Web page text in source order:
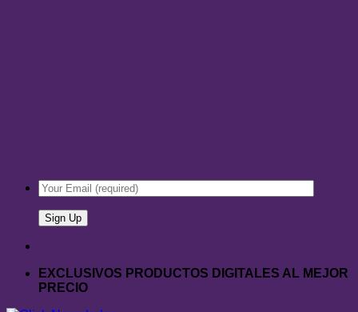
EXCLUSIVOS PRODUCTOS DIGITALES AL MEJOR
PRECIO